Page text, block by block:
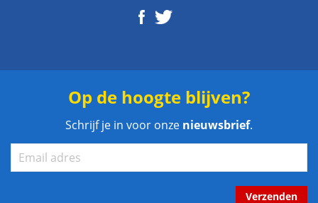
Op de hoogte blijven?
Schrijf je in voor onze nieuwsbrief.
Verzenden